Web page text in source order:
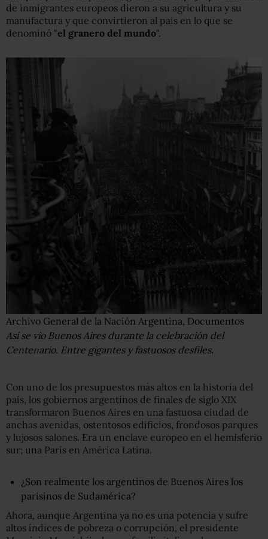
de inmigrantes europeos dieron a su agricultura y su
manufactura y que convirtieron al país en lo que se
denominó "el granero del mundo".
Archivo General de la Nación Argentina, Documentos
Así se vio Buenos Aires durante la celebración del
Centenario. Entre gigantes y fastuosos desfiles.
Con uno de los presupuestos más altos en la historia del
país, los gobiernos argentinos de finales de siglo XIX
transformaron Buenos Aires en una fastuosa ciudad de
anchas avenidas, ostentosos edificios, frondosos parques
y lujosos salones. Era un enclave europeo en el hemisferio
sur; una París en América Latina.
¿Son realmente los argentinos de Buenos Aires los
parisinos de Sudamérica?
Ahora, aunque Argentina ya no es una potencia y sufre
altos índices de pobreza o corrupción, el presidente